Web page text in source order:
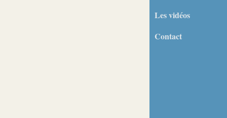
Les vidéos
Contact